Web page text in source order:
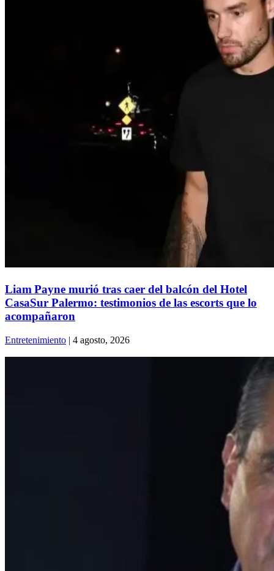
Liam Payne murió tras caer del balcón del Hotel
CasaSur Palermo: testimonios de las escorts que lo
acompañaron
Entretenimiento | 4 agosto, 2026